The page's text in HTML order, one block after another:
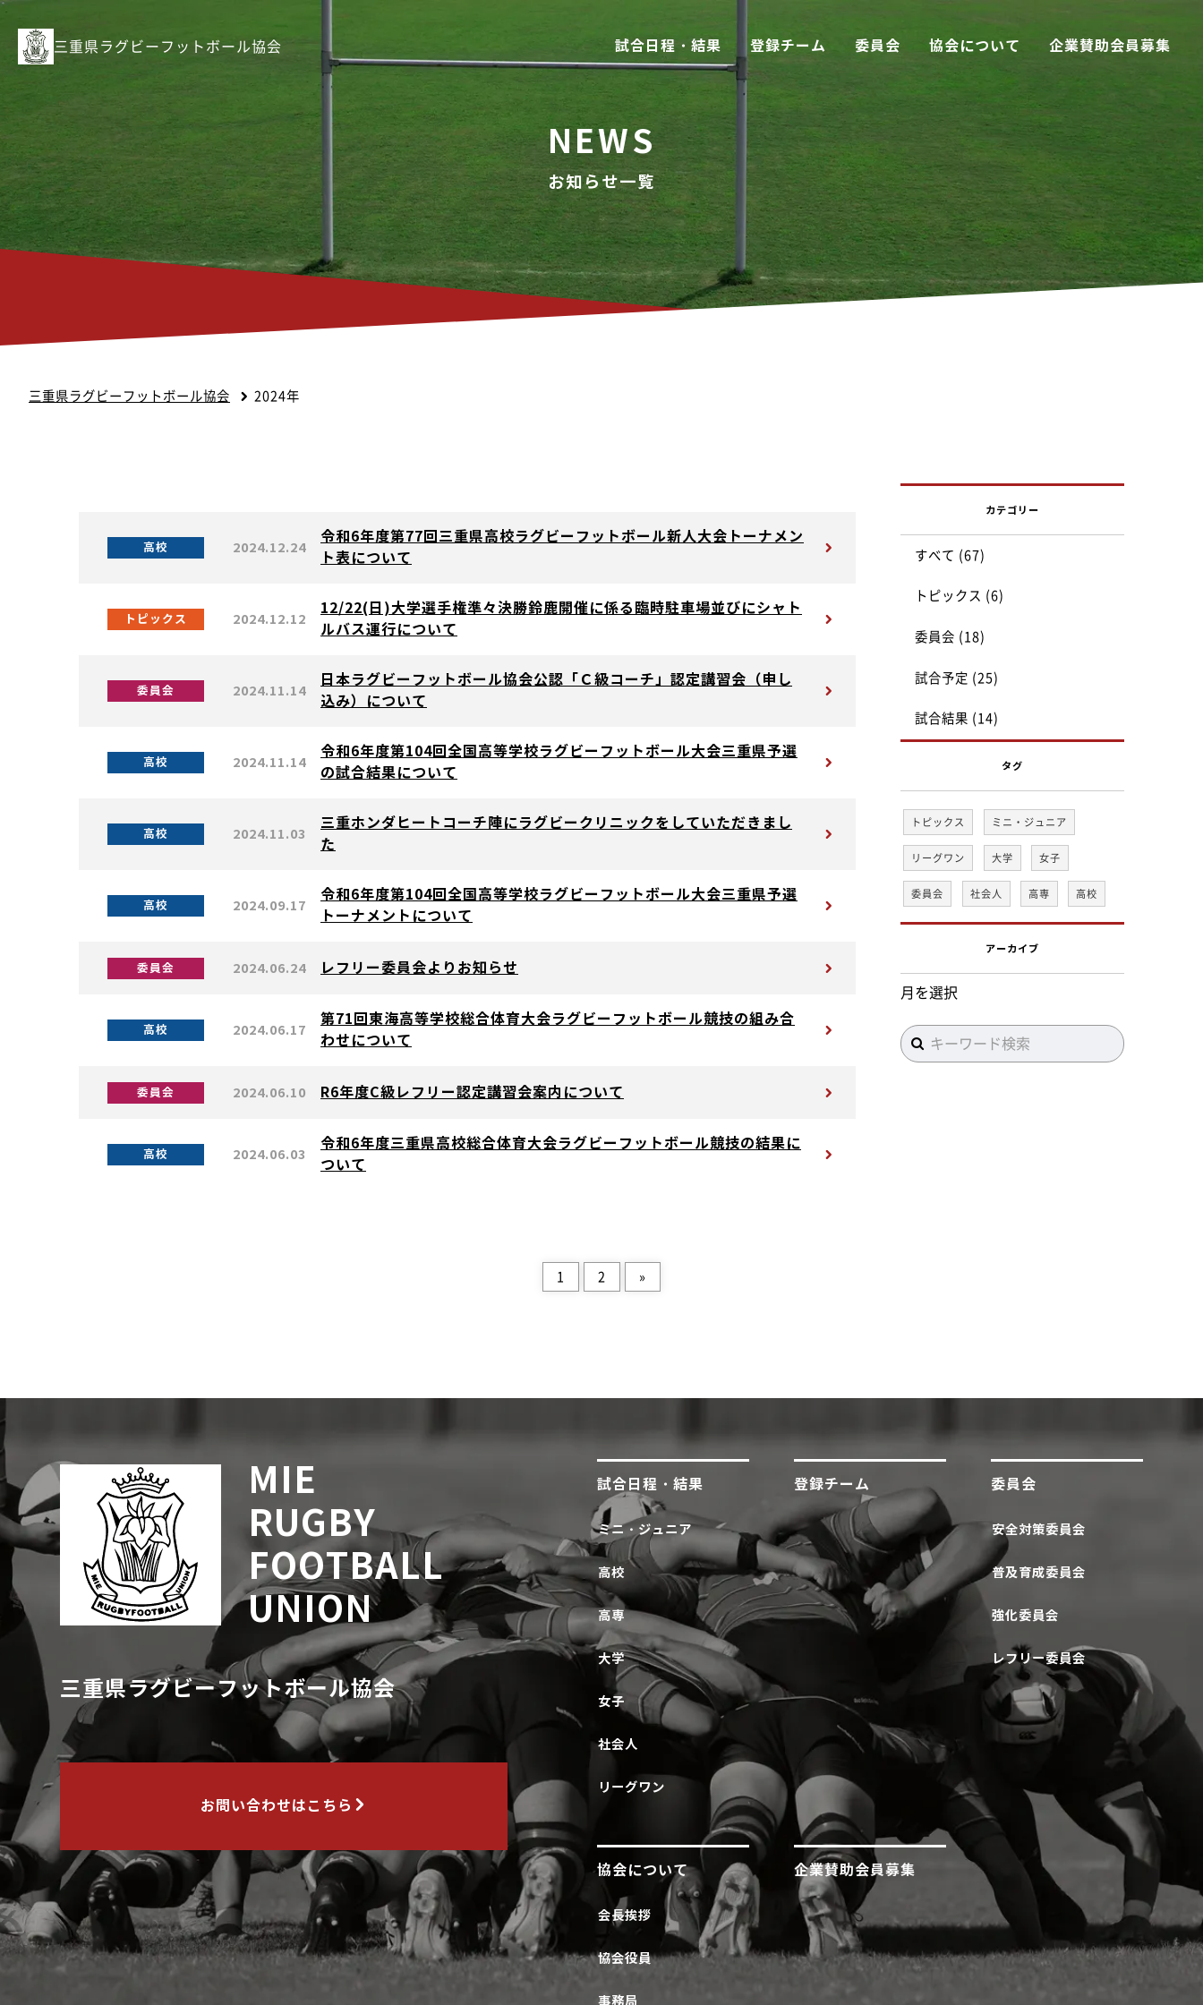
三重県ラグビーフットボール協会 試合日程・結果 登録チーム 委員会 協会について 企業賛助会員募集
NEWS
お知らせ一覧
三重県ラグビーフットボール協会 2024年
高校 2024.12.24
令和6年度第77回三重県高校ラグビーフットボール新人大会トーナメン
ト表について
トピックス 2024.12.12
12/22(日)大学選手権準々決勝鈴鹿開催に係る臨時駐車場並びにシャト
ルバス運行について
委員会 2024.11.14
日本ラグビーフットボール協会公認「Ｃ級コーチ」認定講習会（申し
込み）について
高校 2024.11.14
令和6年度第104回全国高等学校ラグビーフットボール大会三重県予選
の試合結果について
高校 2024.11.03
三重ホンダヒートコーチ陣にラグビークリニックをしていただきまし
た
高校 2024.09.17
令和6年度第104回全国高等学校ラグビーフットボール大会三重県予選
トーナメントについて
委員会 2024.06.24 レフリー委員会よりお知らせ
高校 2024.06.17
第71回東海高等学校総合体育大会ラグビーフットボール競技の組み合
わせについて
委員会 2024.06.10 R6年度C級レフリー認定講習会案内について
高校 2024.06.03
令和6年度三重県高校総合体育大会ラグビーフットボール競技の結果に
ついて
カテゴリー
すべて (67)
トピックス (6)
委員会 (18)
試合予定 (25)
試合結果 (14)
タグ
トピックス ミニ・ジュニア
リーグワン 大学 女子
委員会 社会人 高専 高校
アーカイブ
1 2 »
MIE
RUGBY
FOOTBALL
UNION
三重県ラグビーフットボール協会
お問い合わせはこちら
試合日程・結果
ミニ・ジュニア
高校
高専
大学
女子
社会人
リーグワン
登録チーム 委員会
安全対策委員会
普及育成委員会
強化委員会
レフリー委員会
協会について
会長挨拶
協会役員
事務局
企業賛助会員募集